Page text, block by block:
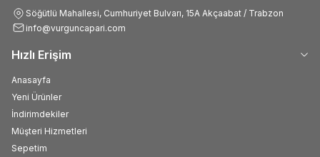
Söğütlü Mahallesi, Cumhuriyet Bulvarı, 15A Akçaabat / Trabzon
info@vurguncapari.com
Hızlı Erişim
Anasayfa
Yeni Ürünler
İndirimdekiler
Müşteri Hizmetleri
Sepetim